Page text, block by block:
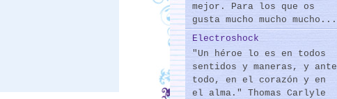
mejor. Para los que os
gusta mucho mucho mucho...
Electroshock
"Un héroe lo es en todos
sentidos y maneras, y ante
todo, en el corazón y en
el alma." Thomas Carlyle